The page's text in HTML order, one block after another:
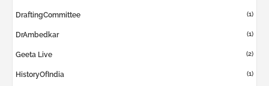
DraftingCommittee (1)
DrAmbedkar (1)
Geeta Live (2)
HistoryOfIndia (1)